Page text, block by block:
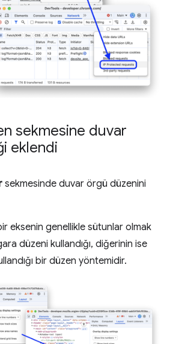
sekmesine duvar
eklendi
sekmesinde duvar örgü düzenini
eksenin genellikle sütunlar olmak
düzeni kullandığı, diğerinin ise
bir düzen yöntemidir.